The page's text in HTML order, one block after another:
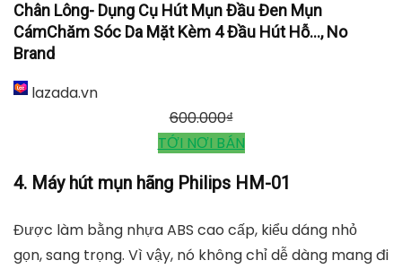
Chân Lông- Dụng Cụ Hút Mụn Đầu Đen Mụn
CámChăm Sóc Da Mặt Kèm 4 Đầu Hút Hỗ..., No
Brand
lazada.vn
600.000₫
TỚI NƠI BÁN
4. Máy hút mụn hãng Philips HM-01
Được làm bằng nhựa ABS cao cấp, kiểu dáng nhỏ
gọn, sang trọng. Vì vậy, nó không chỉ dễ dàng mang đi